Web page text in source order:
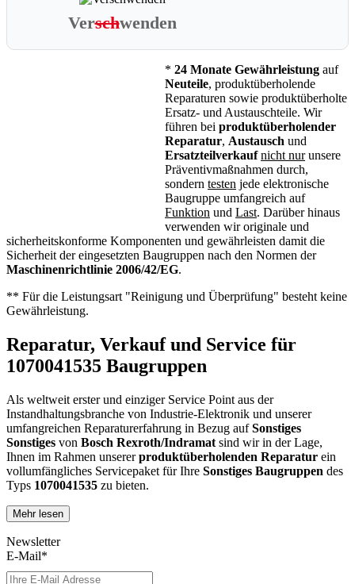
Verschwenden
* 24 Monate Gewährleistung auf
Neuteile, produktüberholende
Reparaturen sowie produktüberholte
Ersatz- und Austauschteile. Wir
führen bei produktüberholender
Reparatur, Austausch und
Ersatzteilverkauf nicht nurunsere
Präventivmaßnahmen durch,
sondern testen jede elektronische
Baugruppe umfangreich auf
Funktion und Last. Darüber hinaus
verwenden wir originale und
sicherheitskonforme Komponenten und gewährleisten damit die
Sicherheit der eingesetzten Baugruppen nach den Normen der
Maschinenrichtlinie 2006/42/EG.
** Für die Leistungsart "Reinigung und Überprüfung" besteht keine
Gewährleistung.
Reparatur, Verkauf und Service für
1070041535 Baugruppen
Als weltweit erster und einziger Service Point aus der
Instandhaltungsbranche von Industrie-Elektronik und unserer
umfangreichen Reparaturerfahrung in Bezug aufSonstiges
Sonstiges von Bosch Rexroth/Indramat sind wir in der Lage,
Ihnen im Rahmen unsererproduktüberholenden Reparatur ein
vollumfängliches Servicepaket für Ihre Sonstiges Baugruppen des
Typs 1070041535 zu bieten.
Dies unterscheidet unsere
konventionellen Reparaturen:
oder einem höheren Verschleiß unterliegen
Mehr lesen
Newsletter
E-Mail*